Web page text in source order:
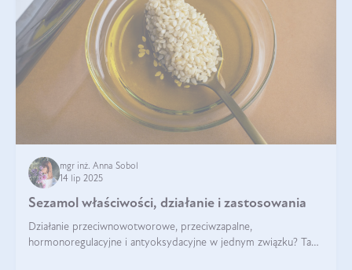
mgr inż. Anna Sobol
14 lip 2025
Sezamol właściwości, działanie i zastosowania
Działanie przeciwnowotworowe, przeciwzapalne,
hormonoregulacyjne i antyoksydacyjne w jednym związku? Tak